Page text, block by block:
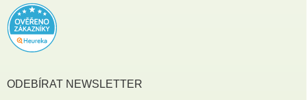
ODEBÍRAT NEWSLETTER